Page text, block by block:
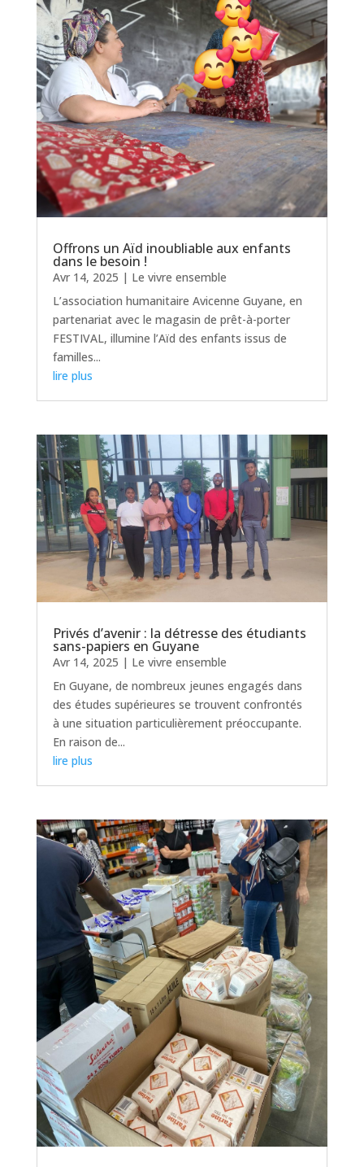
Offrons un Aïd inoubliable aux enfants
dans le besoin !
Avr 14, 2025 | Le vivre ensemble
L’association humanitaire Avicenne Guyane, en
partenariat avec le magasin de prêt-à-porter
FESTIVAL, illumine l’Aïd des enfants issus de
familles...
lire plus
Privés d’avenir : la détresse des étudiants
sans-papiers en Guyane
Avr 14, 2025 | Le vivre ensemble
En Guyane, de nombreux jeunes engagés dans
des études supérieures se trouvent confrontés
à une situation particulièrement préoccupante.
En raison de...
lire plus